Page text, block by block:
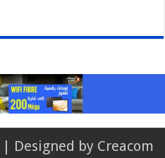
| Designed by Creacom